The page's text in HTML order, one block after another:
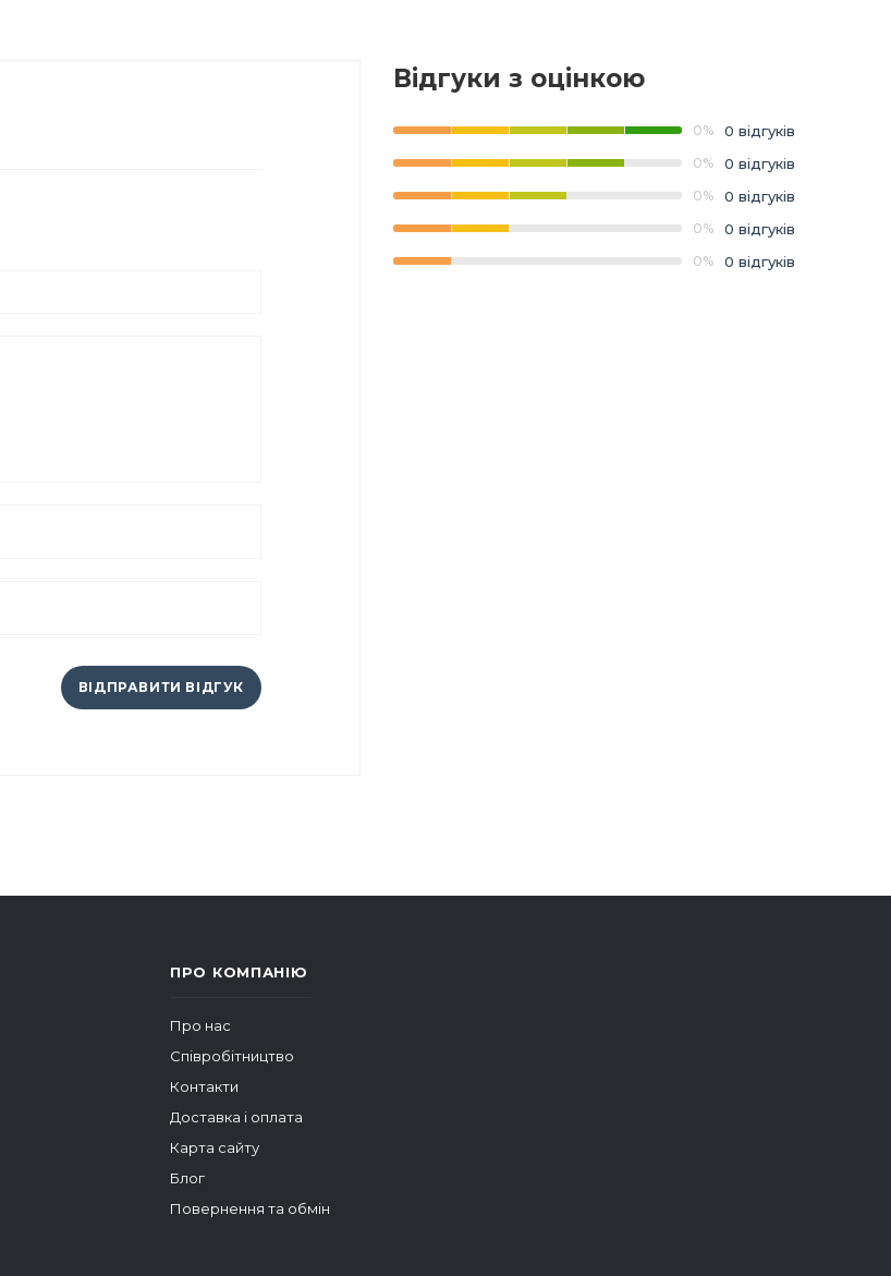
ВІДПРАВИТИ ВІДГУК
Відгуки з оцінкою
0% 0 відгуків
0% 0 відгуків
0% 0 відгуків
0% 0 відгуків
0% 0 відгуків
ПРО КОМПАНІЮ
Про нас
Співробітництво
Контакти
Доставка і оплата
Карта сайту
Блог
Повернення та обмін